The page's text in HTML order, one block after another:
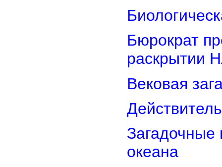
Бюрократ
раскрытии
Вековая
Загадочные
океана